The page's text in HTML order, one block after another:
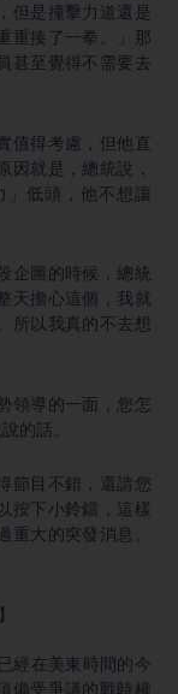
但是撞擊力道還是
重揍了一拳。」那
甚至覺得不需要去
值得考慮，但他直
就是，總統說，
」低頭，他不想讓
企圖的時候，總統
天擔心這個，我就
所以我真的不去想
領導的一面，您怎
的話。
節目不錯，還請您
按下小鈴鐺，這樣
大的突發消息。
經在美東時間的今
備受爭議的戰時權